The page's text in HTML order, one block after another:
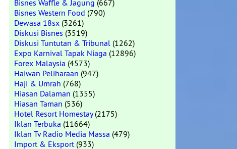
Bisnes Waffle & Jagung (667)
Bisnes Western Food (790)
Dewasa 18sx (3261)
Diskusi Bisnes (3519)
Diskusi Tuntutan & Tribunal (1262)
Expo Karnival Tapak Niaga (12896)
Forex Malaysia (4573)
Haiwan Peliharaan (947)
Haji & Umrah (768)
Hiasan Dalaman (1355)
Hiasan Taman (536)
Hotel Resort Homestay(2175)
Iklan Terbuka (11664)
Iklan Tv Radio Media Massa (479)
Import & Eksport(933)